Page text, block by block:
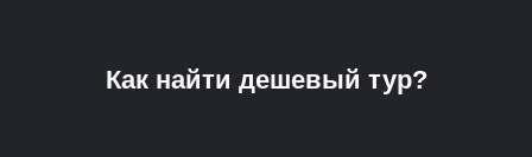
Как найти дешевый тур?